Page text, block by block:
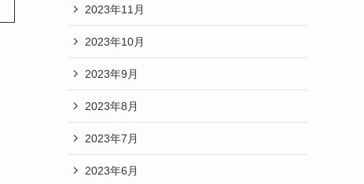
2023年11月
2023年10月
2023年9月
2023年8月
2023年7月
2023年6月